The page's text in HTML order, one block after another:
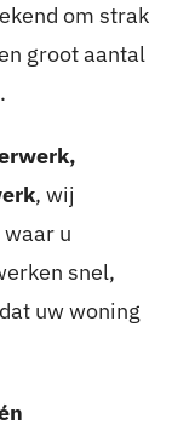
om strak
groot aantal
.
, wij
u
snel,
uw woning